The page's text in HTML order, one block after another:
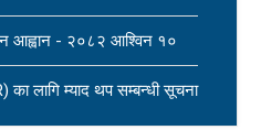
र शान्ति कायम राख्न नेपाल
साउन १५
New
आह्वान - २०८२ आश्विन १०
लागि म्याद थप सम्बन्धी सूचना